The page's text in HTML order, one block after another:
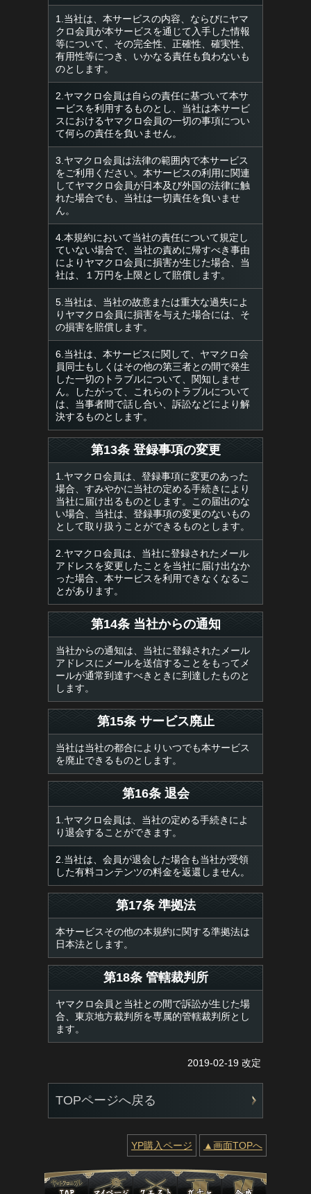
1.当社は、本サービスの内容、ならびにヤマ
クロ会員が本サービスを通じて入手した情報
等について、その完全性、正確性、確実性、
有用性等につき、いかなる責任も負わないも
のとします。
2.ヤマクロ会員は自らの責任に基づいて本サ
ービスを利用するものとし、当社は本サービ
スにおけるヤマクロ会員の一切の事項につい
て何らの責任を負いません。
3.ヤマクロ会員は法律の範囲内で本サービス
をご利用ください。本サービスの利用に関連
してヤマクロ会員が日本及び外国の法律に触
れた場合でも、当社は一切責任を負いませ
ん。
4.本規約において当社の責任について規定し
ていない場合で、当社の責めに帰すべき事由
によりヤマクロ会員に損害が生じた場合、当
社は、１万円を上限として賠償します。
5.当社は、当社の故意または重大な過失によ
りヤマクロ会員に損害を与えた場合には、そ
の損害を賠償します。
6.当社は、本サービスに関して、ヤマクロ会
員同士もしくはその他の第三者との間で発生
した一切のトラブルについて、関知しませ
ん。したがって、これらのトラブルについて
は、当事者間で話し合い、訴訟などにより解
決するものとします。
第13条 登録事項の変更
1.ヤマクロ会員は、登録事項に変更のあった
場合、すみやかに当社の定める手続きにより
当社に届け出るものとします。この届出のな
い場合、当社は、登録事項の変更のないもの
として取り扱うことができるものとします。
2.ヤマクロ会員は、当社に登録されたメール
アドレスを変更したことを当社に届け出なか
った場合、本サービスを利用できなくなるこ
とがあります。
第14条 当社からの通知
当社からの通知は、当社に登録されたメール
アドレスにメールを送信することをもってメ
ールが通常到達すべきときに到達したものと
します。
第15条 サービス廃止
当社は当社の都合によりいつでも本サービス
を廃止できるものとします。
第16条 退会
1.ヤマクロ会員は、当社の定める手続きによ
り退会することができます。
2.当社は、会員が退会した場合も当社が受領
した有料コンテンツの料金を返還しません。
第17条 準拠法
本サービスその他の本規約に関する準拠法は
日本法とします。
第18条 管轄裁判所
ヤマクロ会員と当社との間で訴訟が生じた場
合、東京地方裁判所を専属的管轄裁判所とし
ます。
2019-02-19 改定
TOPページへ戻る
YP購入ページ ▲画面TOPへ